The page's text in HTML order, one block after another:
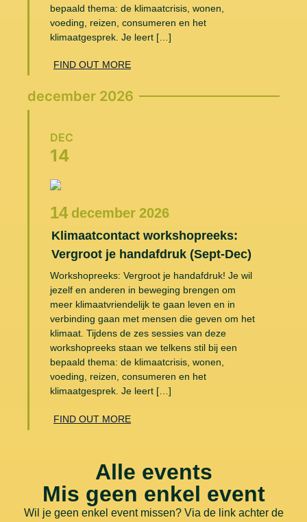
bepaald thema: de klimaatcrisis, wonen,
voeding, reizen, consumeren en het
klimaatgesprek. Je leert […]
FIND OUT MORE
december 2026
DEC
14
14 december 2026
Klimaatcontact workshopreeks:
Vergroot je handafdruk (Sept-Dec)
Workshopreeks: Vergroot je handafdruk! Je wil
jezelf en anderen in beweging brengen om
meer klimaatvriendelijk te gaan leven en in
verbinding gaan met mensen die geven om het
klimaat. Tijdens de zes sessies van deze
workshopreeks staan we telkens stil bij een
bepaald thema: de klimaatcrisis, wonen,
voeding, reizen, consumeren en het
klimaatgesprek. Je leert […]
FIND OUT MORE
Alle events
Mis geen enkel event
Wil je geen enkel event missen? Via de link achter de